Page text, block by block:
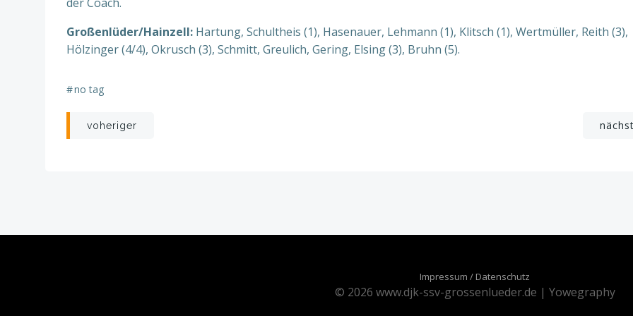
Großenlüder/Hainzell: Hartung, Schultheis (1), Hasenauer, Lehmann (1), Klitsch (1), Wertmüller, Reith (3),
Hölzinger (4/4), Okrusch (3), Schmitt, Greulich, Gering, Elsing (3), Bruhn (5).
#no tag
Beitragsnavigation
voheriger Beitragsnavigation
Impressum / Datenschutz
© 2026 www.djk-ssv-grossenlueder.de | Yowegraphy